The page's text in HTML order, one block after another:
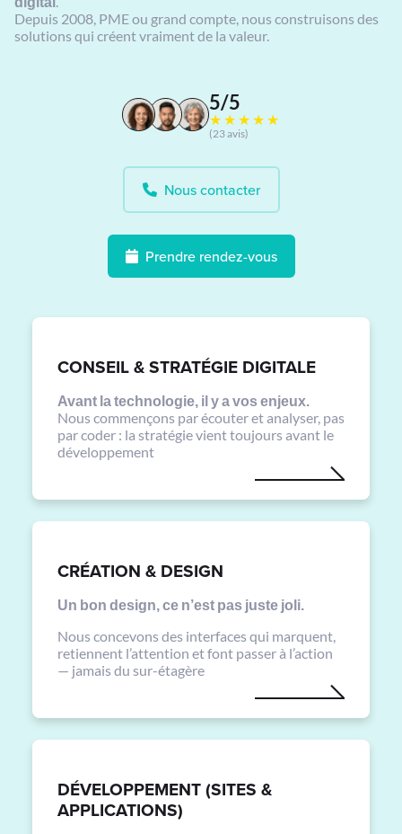
Depuis 2008, PME ou grand compte, nous construisons des
solutions qui créent vraiment de la valeur.
5/5
★★★★★
(23 avis)
Nous contacter
Prendre rendez-vous
CONSEIL & STRATÉGIE DIGITALE
Avant la technologie, il y a vos enjeux.
Nous commençons par écouter et analyser, pas
par coder : la stratégie vient toujours avant le
développement
CRÉATION & DESIGN
Un bon design, ce n’est pas juste joli.
Nous concevons des interfaces qui marquent,
retiennent l’attention et font passer à l’action
— jamais du sur-étagère
DÉVELOPPEMENT (SITES &
APPLICATIONS)